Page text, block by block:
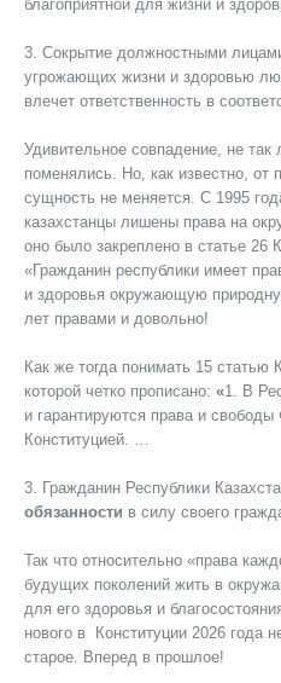
благоприятной для жизни и
3. Сокрытие должностными
угрожающих жизни и здоровью
влечет ответственность в
Удивительное совпадение, не
поменялись. Но, как известно, от
сущность не меняется. С 1995
казахстанцы лишены права на
оно было закреплено в статье 26
«Гражданин республики имеет
и здоровья окружающую
лет правами и довольно!
Как же тогда понимать 15 статью
которой четко прописано: «1. В
и гарантируются права и свободы
Конституцией. …
3. Гражданин Республики
обязанности в силу своего
Так что относительно «права
будущих поколений жить в
для его здоровья и
нового в Конституции 2026 года
старое. Вперед в прошлое!